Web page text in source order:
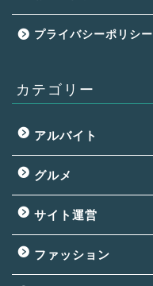
プライバシーポリシー
カテゴリー
アルバイト
グルメ
サイト運営
ファッション